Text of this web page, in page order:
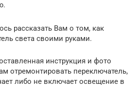
рассказать Вам о том, как
света своими руками.
инструкция и фото
отремонтировать переключатель,
либо не включает освещение в